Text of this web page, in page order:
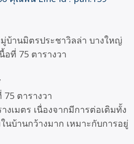
บ้านมิตรประชาวิลล่า บางใหญ่
ที่ 75 ตารางวา
75 ตารางวา
งเมตร เนื่องจากมีการต่อเติมทั้ง
บ้านกว้างมาก เหมาะกับการอยู่